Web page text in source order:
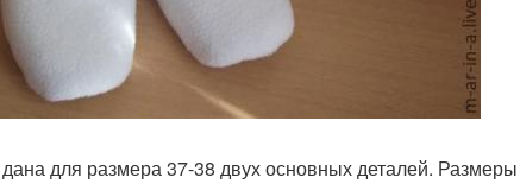
для размера 37-38 двух основных деталей.